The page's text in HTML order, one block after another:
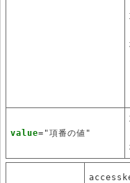
value="項番の値"